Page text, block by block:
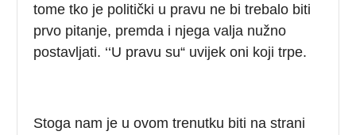
tome tko je politički u pravu ne bi trebalo biti
prvo pitanje, premda i njega valja nužno
postavljati. ‘‘U pravu su“ uvijek oni koji trpe.
Stoga nam je u ovom trenutku biti na strani